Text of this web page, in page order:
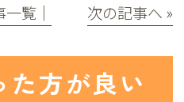
一覧│ 次の記事へ »
方が良い